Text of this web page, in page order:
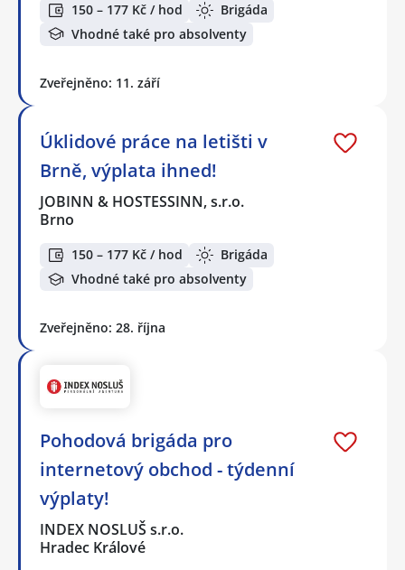
150 – 177 Kč / hod
Brigáda
Vhodné také pro absolventy
Zveřejněno: 11. září
Úklidové práce na letišti v
Brně, výplata ihned!
JOBINN & HOSTESSINN, s.r.o.
Brno
150 – 177 Kč / hod
Brigáda
Vhodné také pro absolventy
Zveřejněno: 28. října
Pohodová brigáda pro
internetový obchod - týdenní
výplaty!
INDEX NOSLUŠ s.r.o.
Hradec Králové